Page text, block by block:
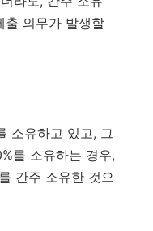
출 의무가 발생할
소유하고 있고, 그
를 소유하는 경우,
간주 소유한 것으